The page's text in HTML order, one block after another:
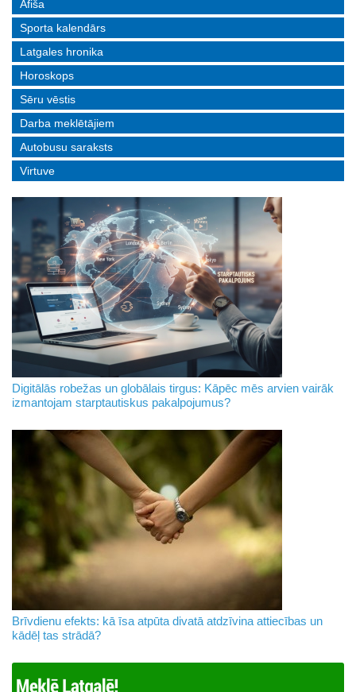
Afiša
Sporta kalendārs
Latgales hronika
Horoskops
Sēru vēstis
Darba meklētājiem
Autobusu saraksts
Virtuve
Digitālās robežas un globālais tirgus: Kāpēc mēs arvien vairāk
izmantojam starptautiskus pakalpojumus?
Brīvdienu efekts: kā īsa atpūta divatā atdzīvina attiecības un
kādēļ tas strādā?